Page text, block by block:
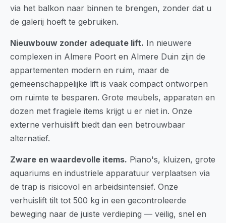
via het balkon naar binnen te brengen, zonder dat u
de galerij hoeft te gebruiken.
Nieuwbouw zonder adequate lift. In nieuwere
complexen in Almere Poort en Almere Duin zijn de
appartementen modern en ruim, maar de
gemeenschappelijke lift is vaak compact ontworpen
om ruimte te besparen. Grote meubels, apparaten en
dozen met fragiele items krijgt u er niet in. Onze
externe verhuislift biedt dan een betrouwbaar
alternatief.
Zware en waardevolle items. Piano's, kluizen, grote
aquariums en industriele apparatuur verplaatsen via
de trap is risicovol en arbeidsintensief. Onze
verhuislift tilt tot 500 kg in een gecontroleerde
beweging naar de juiste verdieping — veilig, snel en